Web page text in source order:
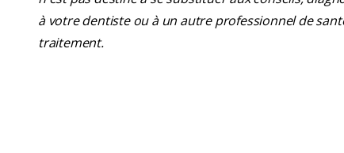
à votre dentiste ou à un autre professionnel de
traitement.